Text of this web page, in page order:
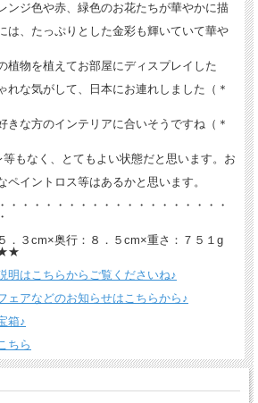
ンジ色や赤、緑色のお花たちが華やかに描
は、たっぷりとした金彩も輝いていて華や
植物を植えてお部屋にディスプレイした
れな気がして、日本にお連れしました（＊
きな方のインテリアに合いそうですね（＊
もなく、とてもよい状態だと思います。お
ペイントロス等はあるかと思います。
・・・・・・・・・・・・・・・・・・・
．３cm×奥行：８．５cm×重さ：７５１g
はこちらからご覧くださいね♪
アなどのお知らせはこちらから♪
箱♪
ちら